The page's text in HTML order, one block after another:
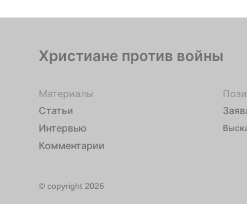
Христиане против войны
Материалы
Статьи
Интервью
Комментарии
© copyright 2026